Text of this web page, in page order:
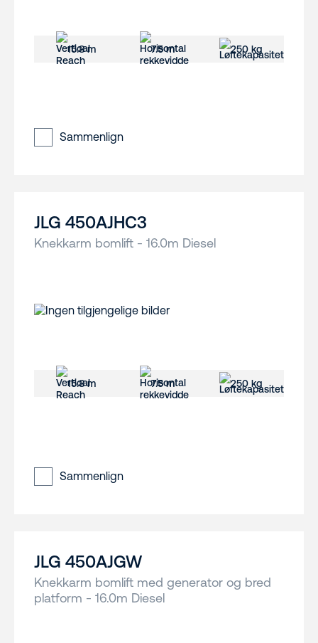
15.8 m 7.5 m 250 kg
Sammenlign
JLG 450AJHC3
Knekkarm bomlift - 16.0m Diesel
15.8 m 7.5 m 250 kg
Sammenlign
JLG 450AJGW
Knekkarm bomlift med generator og bred
platform - 16.0m Diesel